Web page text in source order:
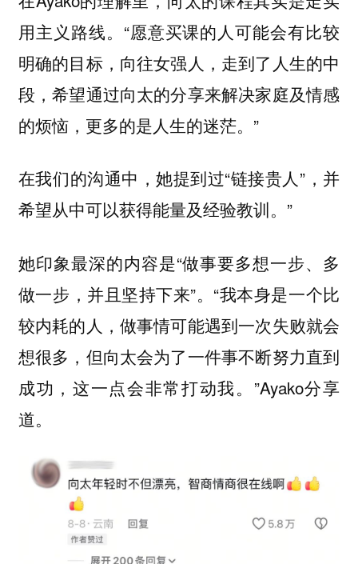
用主义路线。“愿意买课的人可能会有比较
明确的目标，向往女强人，走到了人生的中
段，希望通过向太的分享来解决家庭及情感
的烦恼，更多的是人生的迷茫。”
在我们的沟通中，她提到过“链接贵人”，并
希望从中可以获得能量及经验教训。”
她印象最深的内容是“做事要多想一步、多
做一步，并且坚持下来”。“我本身是一个比
较内耗的人，做事情可能遇到一次失败就会
想很多，但向太会为了一件事不断努力直到
成功，这一点会非常打动我。”Ayako分享
道。